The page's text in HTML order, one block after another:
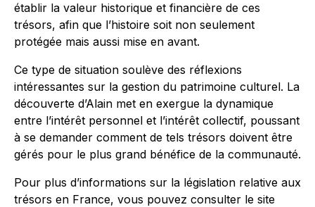
établir la valeur historique et financière de ces
trésors, afin que l’histoire soit non seulement
protégée mais aussi mise en avant.
Ce type de situation soulève des réflexions
intéressantes sur la gestion du patrimoine culturel. La
découverte d’Alain met en exergue la dynamique
entre l’intérêt personnel et l’intérêt collectif, poussant
à se demander comment de tels trésors doivent être
gérés pour le plus grand bénéfice de la communauté.
Pour plus d’informations sur la législation relative aux
trésors en France, vous pouvez consulter le site